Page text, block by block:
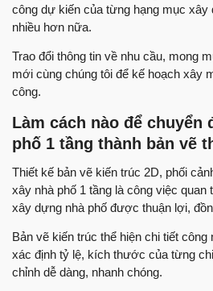
công dự kiến của từng hạng mục xây
nhiều hơn nữa.
Trao đổi thông tin về nhu cầu, mong
mới cùng chúng tôi để kế hoạch xây
công.
Làm cách nào để chuyển
phố 1 tầng thành bản vẽ
Thiết kế bản vẽ kiến trúc 2D, phối
xây nhà phố 1 tầng là công việc quan
xây dựng nhà phố được thuận lợi,
Bản vẽ kiến trúc thể hiện chi tiết công
xác định tỷ lệ, kích thước của từng
chỉnh dễ dàng, nhanh chóng.